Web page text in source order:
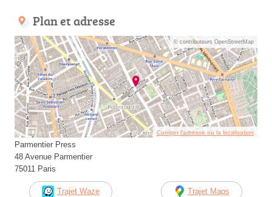
Plan et adresse
© contributeurs OpenStreetMap
Corriger l’adresse ou la localisation
Parmentier Press
48 Avenue Parmentier
75011 Paris
Trajet Waze Trajet Maps